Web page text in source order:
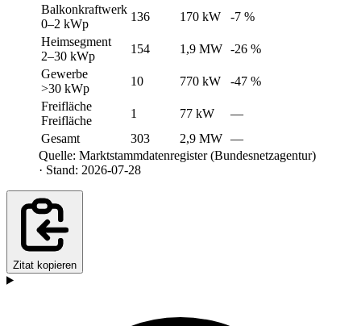
Balkonkraftwerk
0–2 kWp
136 170 kW
-7 %
Heimsegment
2–30 kWp
154 1,9 MW -26 %
Gewerbe
>30 kWp
10 770 kW
-47 %
Freifläche
Freifläche
1 77 kW
—
Gesamt
303 2,9 MW —
Quelle: Marktstammdatenregister (Bundesnetzagentur)
· Stand: 2026-07-28
Zitat kopieren